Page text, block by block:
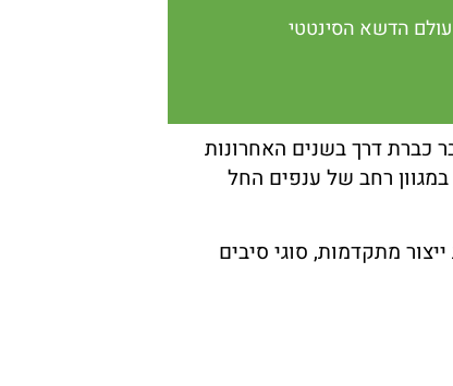
עולם הדשא הסינטטי
כברת דרך בשנים האחרונות
רחב של ענפים החל
מתקדמות, סוגי סיבים